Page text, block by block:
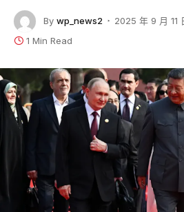
By wp_news2 2025 年 9 月 11
1 Min Read